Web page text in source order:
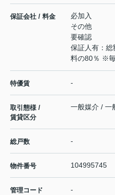
保証会社 / 料金
必加入
その他
要確認
保証人有：
料の80％ ※
特優賃 -
取引態様 /
賃貸区分
一般媒介 / 一
総戸数 -
物件番号 104995745
管理コード -